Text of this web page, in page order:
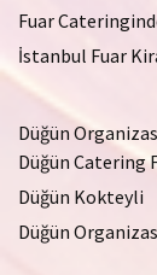
Fuar
İstanbul Fuar
Düğün
Düğün Catering
Düğün Kokteyli
Düğün